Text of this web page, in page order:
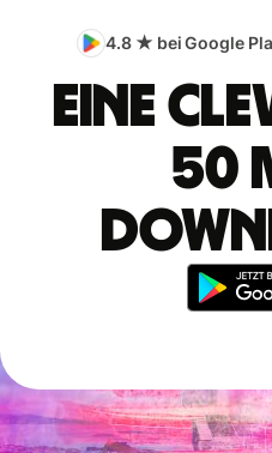
4.8 ★ bei Google
Eine
50